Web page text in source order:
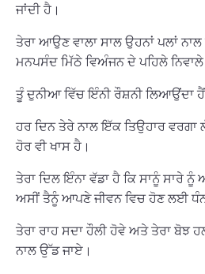
ਜਾਂਦੀ ਹੈ।
ਤੇਰਾ ਆਉਣ ਵਾਲਾ ਸਾਲ ਉਹਨਾਂ ਪਲਾਂ
ਮਨਪਸੰਦ ਮਿੱਠੇ ਵਿਅੰਜਨ ਦੇ ਪਹਿਲੇ ਨਿਵਾਲੇ
ਤੂੰ ਦੁਨੀਆ ਵਿੱਚ ਇੰਨੀ ਰੌਸ਼ਨੀ ਲਿਆਉਂਦਾ ਹੈਂ
ਹਰ ਦਿਨ ਤੇਰੇ ਨਾਲ ਇੱਕ ਤਿਉਹਾਰ ਵਰਗਾ
ਹੋਰ ਵੀ ਖਾਸ ਹੈ।
ਤੇਰਾ ਦਿਲ ਇੰਨਾ ਵੱਡਾ ਹੈ ਕਿ ਸਾਨੂੰ ਸਾਰੇ ਨੂੰ
ਅਸੀਂ ਤੈਨੂੰ ਆਪਣੇ ਜੀਵਨ ਵਿਚ ਹੋਣ ਲਈ
ਤੇਰਾ ਰਾਹ ਸਦਾ ਹੌਲੀ ਹੋਵੇ ਅਤੇ ਤੇਰਾ ਬੋਝ
ਨਾਲ ਉੱਡ ਜਾਏ।